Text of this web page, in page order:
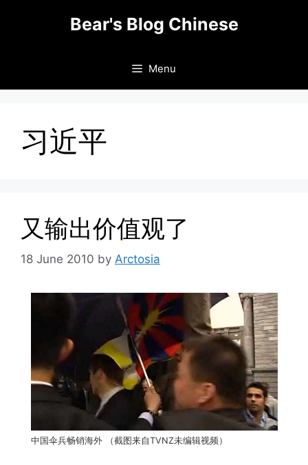
Bear's Blog Chinese
Menu
习近平
又输出价值观了
18 June 2010 by Arctosia
中国伞兵畅销海外 （截图来自TVNZ未编辑视频）